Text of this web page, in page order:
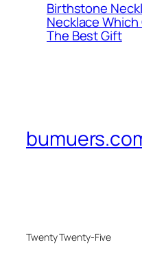
Birthstone
Necklace Which
The Best Gift
Twenty Twenty-Five